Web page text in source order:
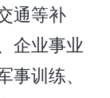
通等补
企业事业
训练、